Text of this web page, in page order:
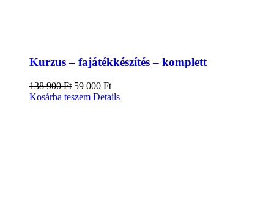
Kurzus – fajátékkészítés – komplett
138 900Ft Original
price
59 000 FtCurrent
price
Kosárba teszem Details